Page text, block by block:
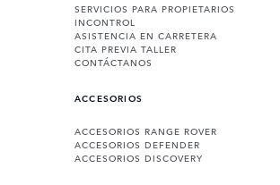
SERVICIOS PARA PROPIETARIOS
INCONTROL
ASISTENCIA EN CARRETERA
CITA PREVIA TALLER
CONTÁCTANOS
ACCESORIOS
ACCESORIOS RANGE ROVER
ACCESORIOS DEFENDER
ACCESORIOS DISCOVERY